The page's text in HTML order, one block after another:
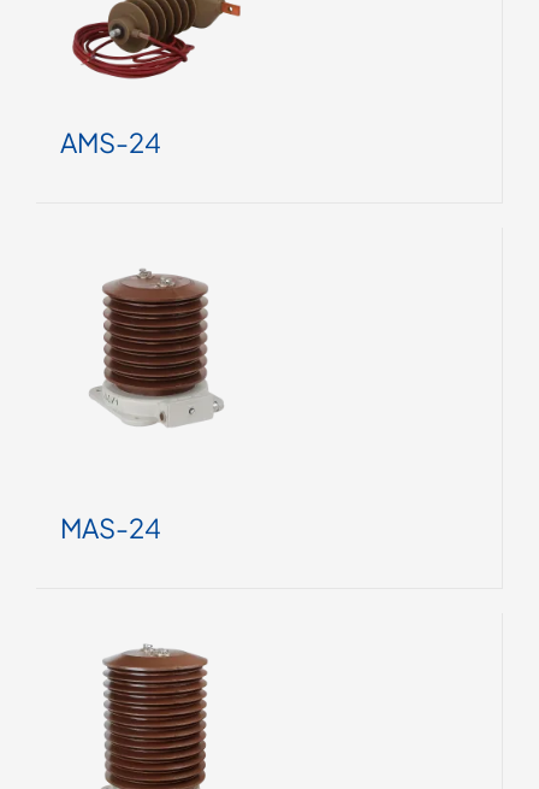
AMS-24
MAS-24